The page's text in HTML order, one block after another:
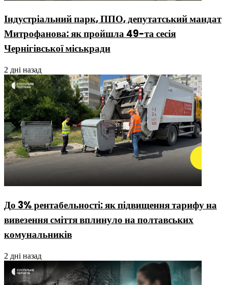
Індустріальний парк, ППО, депутатський мандат
Митрофанова: як пройшла 49-та сесія
Чернігівської міськради
2 дні назад
До 3% рентабельності: як підвищення тарифу на
вивезення сміття вплинуло на полтавських
комунальників
2 дні назад